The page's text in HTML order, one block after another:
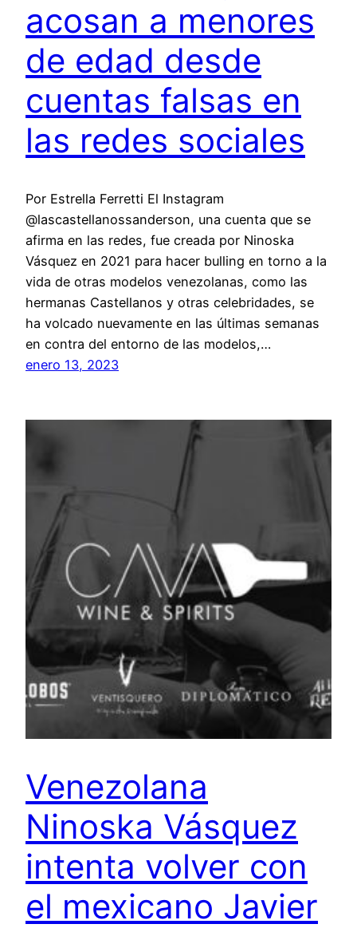
acosan a menores
de edad desde
cuentas falsas en
las redes sociales
Por Estrella Ferretti El Instagram
@lascastellanossanderson, una cuenta que se
afirma en las redes, fue creada por Ninoska
Vásquez en 2021 para hacer bulling en torno a la
vida de otras modelos venezolanas, como las
hermanas Castellanos y otras celebridades, se
ha volcado nuevamente en las últimas semanas
en contra del entorno de las modelos,…
enero 13, 2023
Venezolana
Ninoska Vásquez
intenta volver con
el mexicano Javier